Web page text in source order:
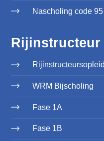
Nascholing code
WRM Bijscholing
Fase 1A
Fase 1B